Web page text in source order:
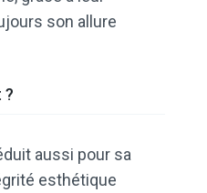
son allure
?
aussi pour sa
esthétique